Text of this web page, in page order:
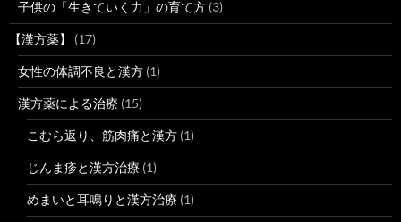
子供の「生きていく力」の育て方 (3)
【漢方薬】 (17)
女性の体調不良と漢方 (1)
漢方薬による治療 (15)
こむら返り、筋肉痛と漢方 (1)
じんま疹と漢方治療 (1)
めまいと耳鳴りと漢方治療 (1)